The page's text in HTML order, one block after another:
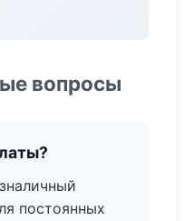
вопросы
постоянных